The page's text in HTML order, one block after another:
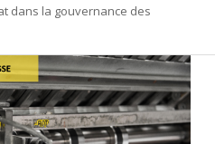
dans la gouvernance des